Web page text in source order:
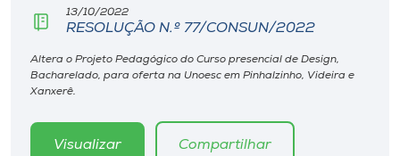
Editora
Rádio
13/10/2022
RESOLUÇÃO N.º 77/CONSUN/2022
Altera o Projeto Pedagógico do Curso presencial de Design,
Bacharelado, para oferta na Unoesc em Pinhalzinho, Videira e
Xanxerê.
Visualizar Compartilhar